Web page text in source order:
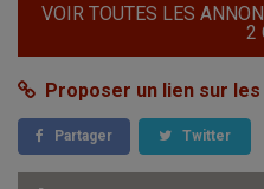
VOIR TOUTES LES
2
Proposer un lien sur les
Partager Twitter